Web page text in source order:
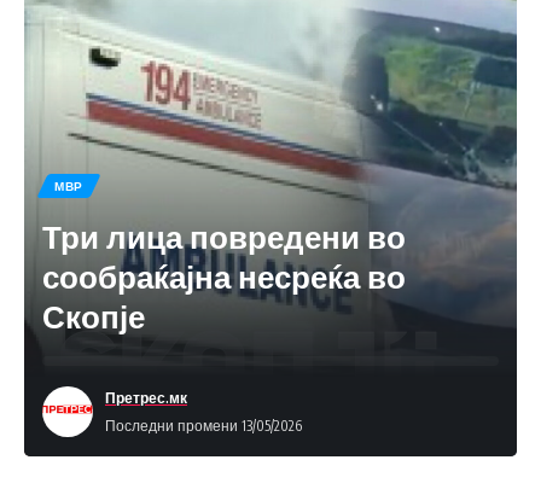
МВР
Три лица повредени во
сообраќајна несреќа во
Скопје
Последни промени 13/05/2026
Претрес.мк